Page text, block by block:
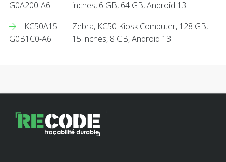
G0A200-A6
inches, 6 GB, 64 GB, Android 13
KC50A15-
G0B1C0-A6
Zebra, KC50 Kiosk Computer, 128 GB,
15 inches, 8 GB, Android 13